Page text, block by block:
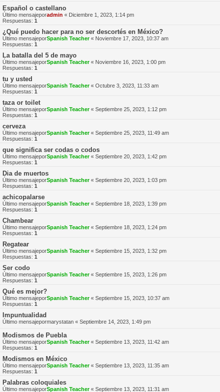
Español o castellano
Último mensajeporadmin « Diciembre 1, 2023, 1:14 pm
Respuestas: 1
¿Qué puedo hacer para no ser descortés en México?
Último mensajeporSpanish Teacher« Noviembre 17, 2023, 10:37 am
Respuestas: 1
La batalla del 5 de mayo
Último mensajeporSpanish Teacher« Noviembre 16, 2023, 1:00 pm
Respuestas: 1
tu y usted
Último mensajeporSpanish Teacher« Octubre 3, 2023, 11:33 am
Respuestas: 1
taza or toilet
Último mensajeporSpanish Teacher« Septiembre 25, 2023, 1:12 pm
Respuestas: 1
cerveza
Último mensajeporSpanish Teacher« Septiembre 25, 2023, 11:49 am
Respuestas: 1
que significa ser codas o codos
Último mensajeporSpanish Teacher« Septiembre 20, 2023, 1:42 pm
Respuestas: 1
Dia de muertos
Último mensajeporSpanish Teacher« Septiembre 20, 2023, 1:03 pm
Respuestas: 1
achicopalarse
Último mensajeporSpanish Teacher« Septiembre 18, 2023, 1:39 pm
Respuestas: 1
Chambear
Último mensajeporSpanish Teacher« Septiembre 18, 2023, 1:24 pm
Respuestas: 1
Regatear
Último mensajeporSpanish Teacher« Septiembre 15, 2023, 1:32 pm
Respuestas: 1
Ser codo
Último mensajeporSpanish Teacher« Septiembre 15, 2023, 1:26 pm
Respuestas: 1
Qué es mejor?
Último mensajeporSpanish Teacher« Septiembre 15, 2023, 10:37 am
Respuestas: 1
Impuntualidad
Último mensajepormarystatan « Septiembre 14, 2023, 1:49 pm
Modismos de Puebla
Último mensajeporSpanish Teacher« Septiembre 13, 2023, 11:42 am
Respuestas: 1
Modismos en México
Último mensajeporSpanish Teacher« Septiembre 13, 2023, 11:35 am
Respuestas: 1
Palabras coloquiales
Último mensajeporSpanish Teacher« Septiembre 13, 2023, 11:31 am